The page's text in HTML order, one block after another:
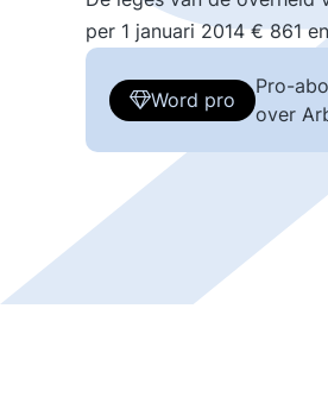
per 1 januari 2014 € 861
Word pro
Pro-
over